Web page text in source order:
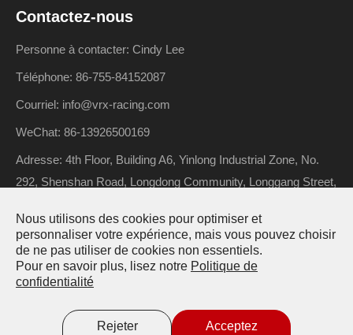
Contactez-nous
Personne à contacter: Cindy Lee
Téléphone: 86-755-84152087
Courriel: info@vrx-racing.com
WeChat: 86-13926500169
Adresse: 4th Floor, Building A6, Yinlong Industrial Zone, No.
292, Shenshan Road, Longdong Community, Longgang Street,
Droit d'auteur © Riverhobby Tech (Shenzhen) Co., Ltd.
droits réservés.
Plan du site Politique de confidentialité
Nous utilisons des cookies pour optimiser et
personnaliser votre expérience, mais vous pouvez choisir
de ne pas utiliser de cookies non essentiels.
Pour en savoir plus, lisez notre Politique de
confidentialité
Rejeter Acceptez